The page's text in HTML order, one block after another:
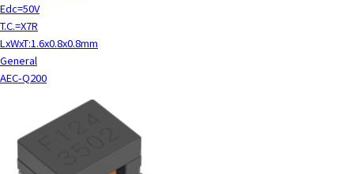
Edc=50V
T.C.=X7R
LxWxT:1.6x0.8x0.8mm
General
AEC-Q200